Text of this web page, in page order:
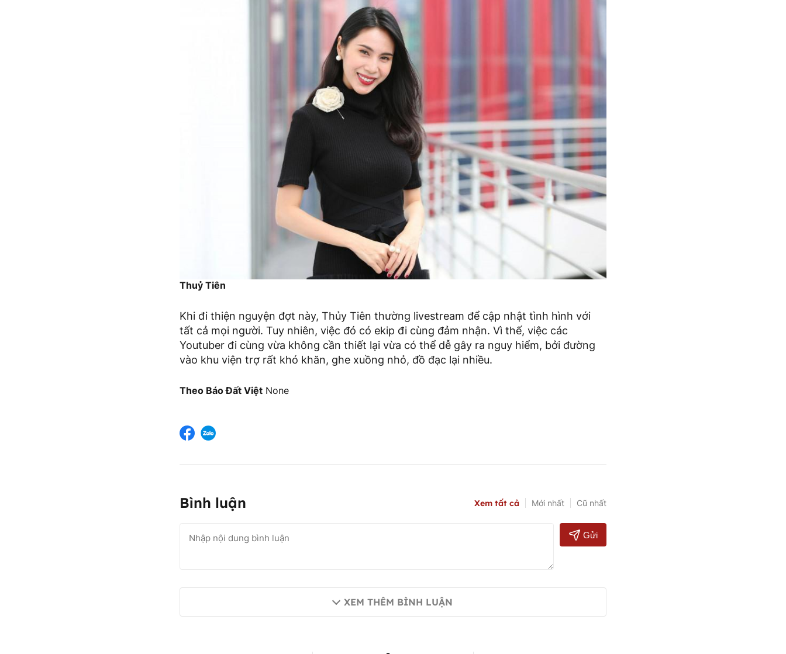
Thuỷ Tiên
Khi đi thiện nguyện đợt này, Thủy Tiên thường livestream để cập nhật tình hình với
tất cả mọi người. Tuy nhiên, việc đó có ekip đi cùng đảm nhận. Vì thế, việc các
Youtuber đi cùng vừa không cần thiết lại vừa có thể dễ gây ra nguy hiểm, bởi đường
vào khu viện trợ rất khó khăn, ghe xuồng nhỏ, đồ đạc lại nhiều.
Theo Báo Đất Việt None
Bình luận Xem tất cả Mới nhất Cũ nhất
Gửi
XEM THÊM BÌNH LUẬN